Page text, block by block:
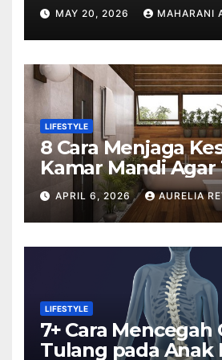
Dampaknya
MAY 20, 2026 MAHARANI
LIFESTYLE
8 Cara Menjaga
Kamar Mandi Agar
APRIL 6, 2026 AURELIA
LIFESTYLE
7+ Cara Mencegah
Tulang pada Anak